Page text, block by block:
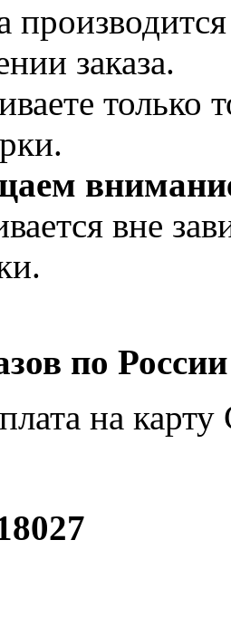
заказа.
только
вне
по
на